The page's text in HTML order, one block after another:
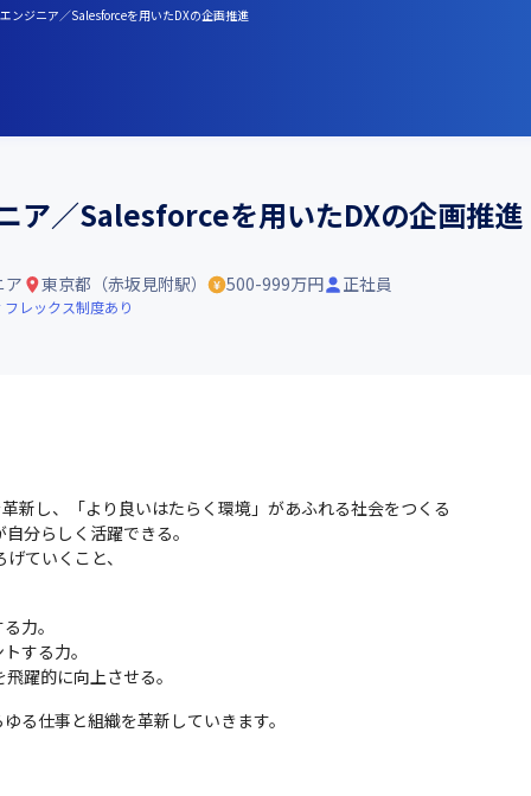
ンジニア／Salesforceを用いたDXの企画推進
ア／Salesforceを用いたDXの企画推進
ア 東京都（赤坂見附駅） 500-999万円 正社員
フレックス制度あり
し、「より良いはたらく環境」があふれる社会をつくる
分らしく活躍できる。
ていくこと、
力。
する力。
躍的に向上させる。
る仕事と組織を革新していきます。